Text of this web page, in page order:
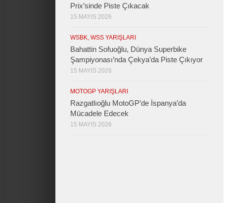
Prix’sinde Piste Çıkacak
15 MAYIS 2026
WSBK, WSS YARIŞLARI
Bahattin Sofuoğlu, Dünya Superbike
Şampiyonası’nda Çekya’da Piste Çıkıyor
15 MAYIS 2026
MOTOGP YARIŞLARI
Razgatlıoğlu MotoGP’de İspanya’da
Mücadele Edecek
15 MAYIS 2026